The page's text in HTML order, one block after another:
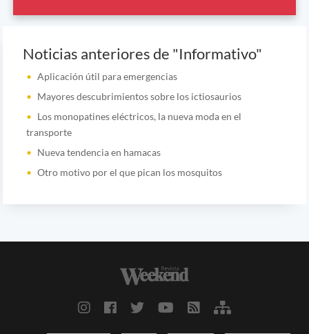
Noticias anteriores de "Informativo"
Aplicación útil para emergencias
Mayores descubrimientos sobre los ictiosaurios
Los monopatines eléctricos, la nueva moda en el
transporte
Nueva tendencia en hamacas
Otro motivo por el que pican los mosquitos